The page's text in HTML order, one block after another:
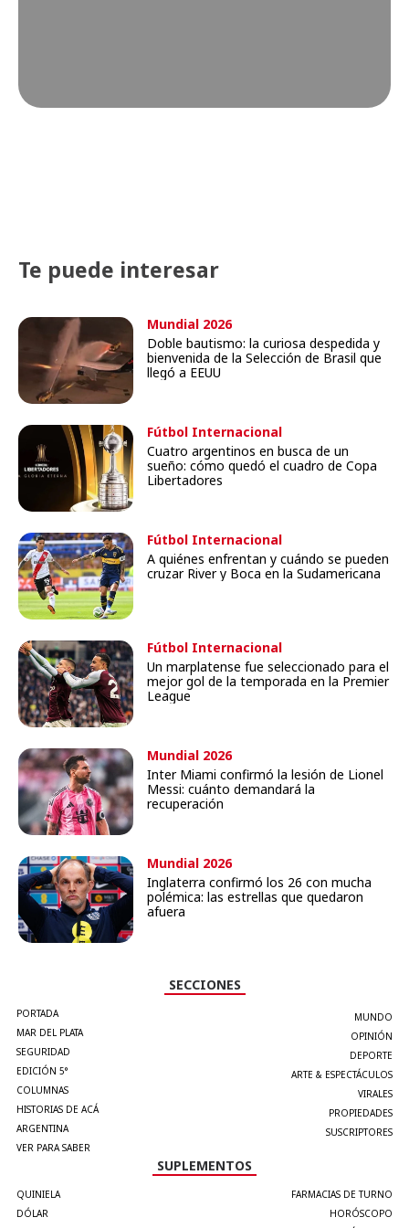
Te puede interesar
Mundial 2026
Doble bautismo: la curiosa despedida y
bienvenida de la Selección de Brasil que
llegó a EEUU
Fútbol Internacional
Cuatro argentinos en busca de un
sueño: cómo quedó el cuadro de Copa
Libertadores
Fútbol Internacional
A quiénes enfrentan y cuándo se pueden
cruzar River y Boca en la Sudamericana
Fútbol Internacional
Un marplatense fue seleccionado para el
mejor gol de la temporada en la Premier
League
Mundial 2026
Inter Miami confirmó la lesión de Lionel
Messi: cuánto demandará la
recuperación
Mundial 2026
Inglaterra confirmó los 26 con mucha
polémica: las estrellas que quedaron
afuera
SECCIONES
PORTADA
MAR DEL PLATA
SEGURIDAD
EDICIÓN 5°
COLUMNAS
HISTORIAS DE ACÁ
ARGENTINA
VER PARA SABER
MUNDO
OPINIÓN
DEPORTE
ARTE & ESPECTÁCULOS
VIRALES
PROPIEDADES
SUSCRIPTORES
SUPLEMENTOS
QUINIELA
DÓLAR
FARMACIAS DE TURNO
HORÓSCOPO